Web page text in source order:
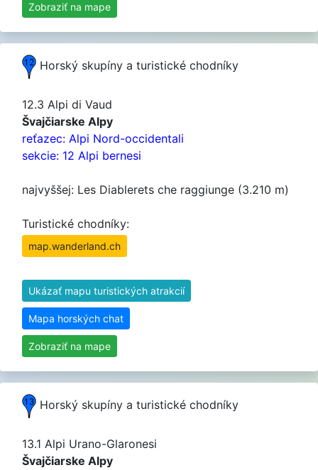
Zobraziť na mape
Horský skupíny a turistické chodníky
12.3 Alpi di Vaud
Švajčiarske Alpy
reťazec: Alpi Nord-occidentali
sekcie: 12 Alpi bernesi
najvyššej: Les Diablerets che raggiunge (3.210 m)
Turistické chodníky:
map.wanderland.ch
Ukázať mapu turistických atrakcií
Mapa horských chat
Zobraziť na mape
Horský skupíny a turistické chodníky
13.1 Alpi Urano-Glaronesi
Švajčiarske Alpy